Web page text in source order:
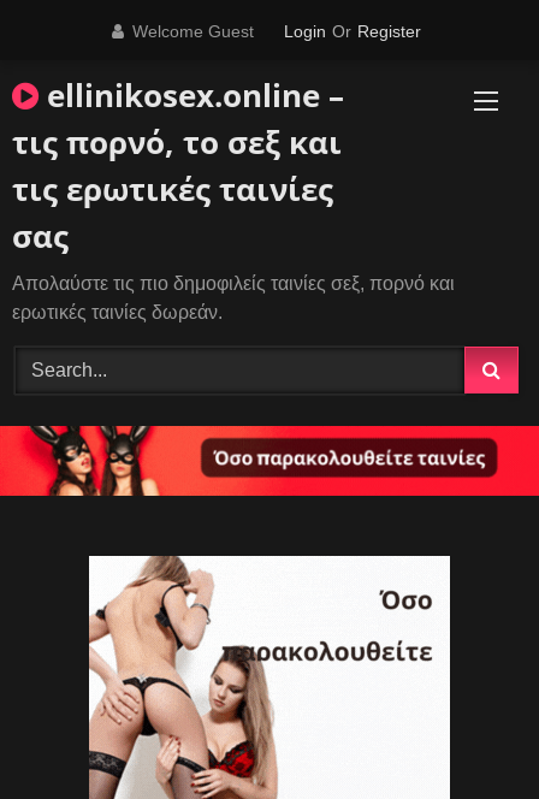
Welcome Guest Login Or Register
ellinikosex.online –
τις πορνό, το σεξ και
τις ερωτικές ταινίες
σας
Απολαύστε τις πιο δημοφιλείς ταινίες σεξ, πορνό και
ερωτικές ταινίες δωρεάν.